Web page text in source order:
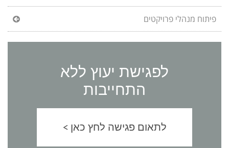
פיתוח מנהלי פרויקטים
לפגישת יעוץ ללא
התחייבות
לתאום פגישה לחץ כאן >